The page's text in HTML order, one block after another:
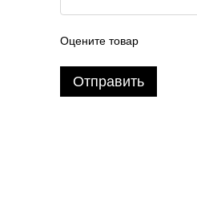
Оцените товар
Отправить